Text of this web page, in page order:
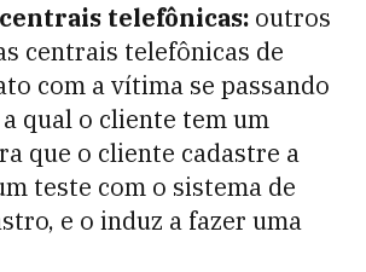
telefônicas: outros
centrais telefônicas de
com a vítima se passando
qual o cliente tem um
que o cliente cadastre a
teste com o sistema de
e o induz a fazer uma